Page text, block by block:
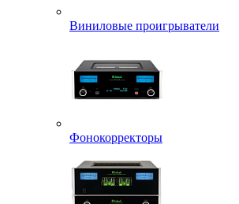
Виниловые проигрыватели
Фонокорректоры